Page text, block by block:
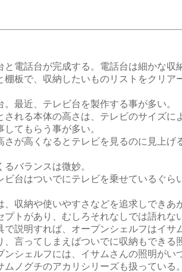
と電話台が完成する。電話台は細かな収
棚板で、収納したいものリストをクリア
。最近、テレビ台を製作する事が多い。
される本体の高さは、テレビのサイズに
てもらう事が多い。
さが高くなるとテレビを見るのに見上げ
バランスは微妙。
ビ台はついでにテレビを乗せているぐら
、収納や使いやすさなどを追求しできあ
プトがあり、むしろそれなしでは語れな
で説明すれば、オープンシェルフはイサ
、言ってしまえばついでに収納もできる
ンシェルフには、イサムさんの照明がい
ムノグチのアカリシリーズも扱っている